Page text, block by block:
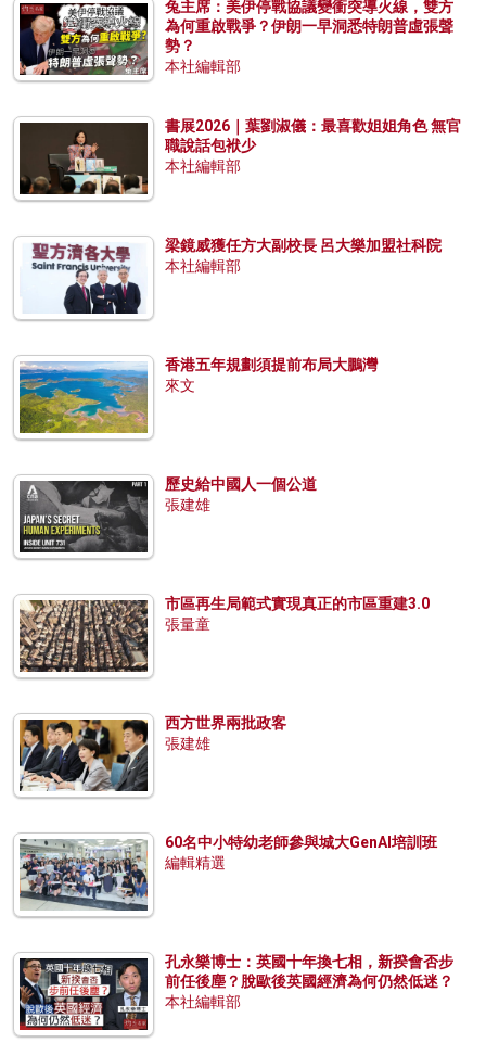
兔主席：美伊停戰協議變衝突導火線，雙方
為何重啟戰爭？伊朗一早洞悉特朗普虛張聲
勢？
本社編輯部
書展2026｜葉劉淑儀：最喜歡姐姐角色 無官
職說話包袱少
本社編輯部
梁鏡威獲任方大副校長 呂大樂加盟社科院
本社編輯部
香港五年規劃須提前布局大鵬灣
來文
歷史給中國人一個公道
張建雄
市區再生局範式實現真正的市區重建3.0
張量童
西方世界兩批政客
張建雄
60名中小特幼老師參與城大GenAI培訓班
編輯精選
孔永樂博士：英國十年換七相，新揆會否步
前任後塵？脫歐後英國經濟為何仍然低迷？
本社編輯部